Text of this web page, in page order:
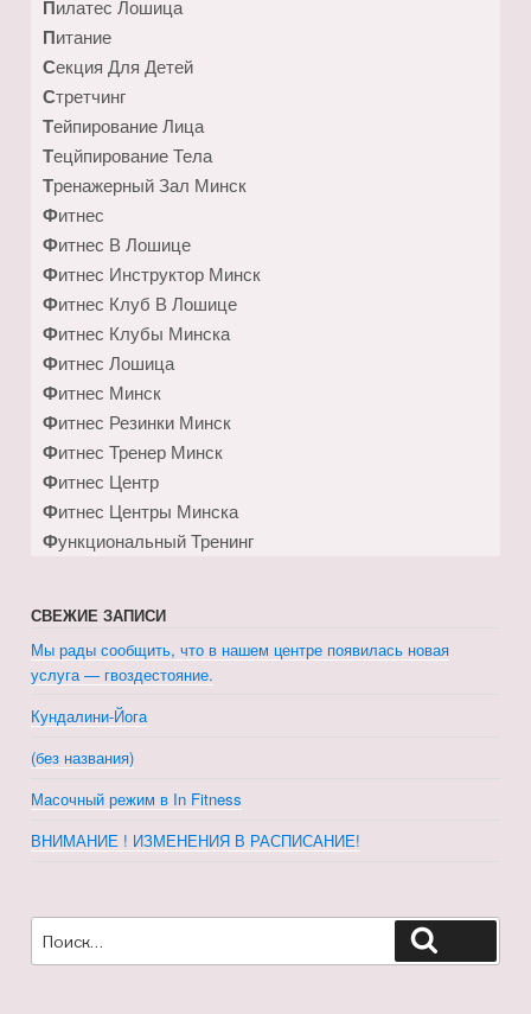
Пилатес Лошица
Питание
Секция Для Детей
Стретчинг
Тейпирование Лица
Тецйпирование Тела
Тренажерный Зал Минск
Фитнес
Фитнес В Лошице
Фитнес Инструктор Минск
Фитнес Клуб В Лошице
Фитнес Клубы Минска
Фитнес Лошица
Фитнес Минск
Фитнес Резинки Минск
Фитнес Тренер Минск
Фитнес Центр
Фитнес Центры Минска
Функциональный Тренинг
СВЕЖИЕ ЗАПИСИ
Мы рады сообщить, что в нашем центре появилась новая
услуга — гвоздестояние.
Кундалини-Йога
(без названия)
Масочный режим в In Fitness
ВНИМАНИЕ ! ИЗМЕНЕНИЯ В РАСПИСАНИЕ!